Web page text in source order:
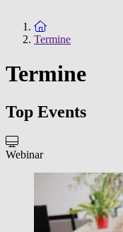
Zur Startseite
Termine
Termine
Top Events
Webinar